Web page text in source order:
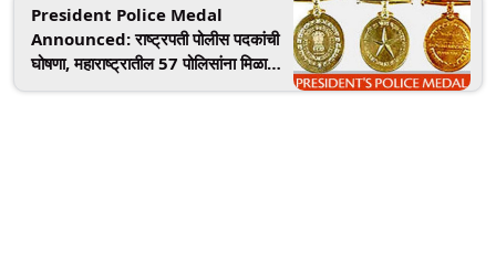
President Police Medal
Announced: राष्ट्रपती पोलीस पदकांची
घोषणा, महाराष्ट्रातील 57 पोलिसांना मिळाला